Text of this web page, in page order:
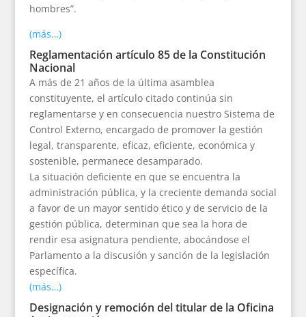
hombres”.
(más…)
Reglamentación artículo 85 de la Constitución
Nacional
A más de 21 años de la última asamblea
constituyente, el artículo citado continúa sin
reglamentarse y en consecuencia nuestro Sistema de
Control Externo, encargado de promover la gestión
legal, transparente, eficaz, eficiente, económica y
sostenible, permanece desamparado.
La situación deficiente en que se encuentra la
administración pública, y la creciente demanda social
a favor de un mayor sentido ético y de servicio de la
gestión pública, determinan que sea la hora de
rendir esa asignatura pendiente, abocándose el
Parlamento a la discusión y sanción de la legislación
específica.
(más…)
Designación y remoción del titular de la Oficina